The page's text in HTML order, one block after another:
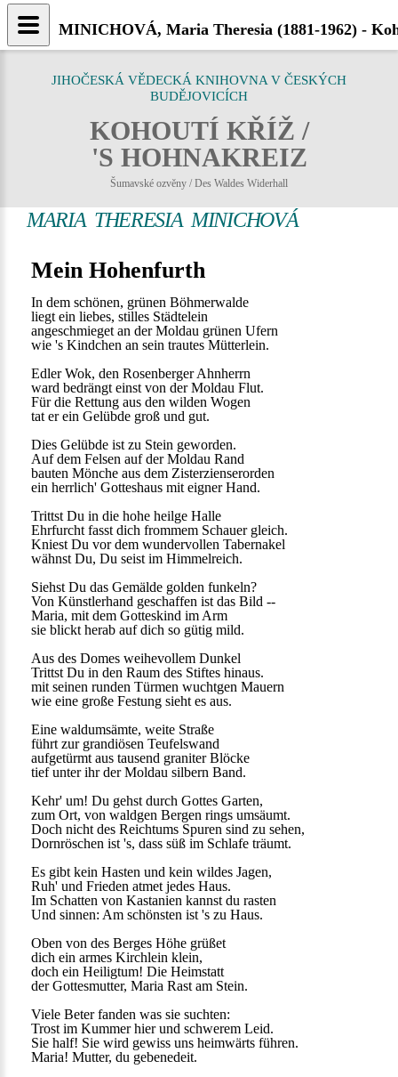
JIHOČESKÁ VĚDECKÁ KNIHOVNA V ČESKÝCH
BUDĚJOVICÍCH
KOHOUTÍ KŘÍŽ /
'S HOHNAKREIZ
Šumavské ozvěny / Des Waldes Widerhall
MARIA THERESIA MINICHOVÁ
Mein Hohenfurth
In dem schönen, grünen Böhmerwalde
liegt ein liebes, stilles Städtelein
angeschmieget an der Moldau grünen Ufern
wie 's Kindchen an sein trautes Mütterlein.
Edler Wok, den Rosenberger Ahnherrn
ward bedrängt einst von der Moldau Flut.
Für die Rettung aus den wilden Wogen
tat er ein Gelübde groß und gut.
Dies Gelübde ist zu Stein geworden.
Auf dem Felsen auf der Moldau Rand
bauten Mönche aus dem Zisterzienserorden
ein herrlich' Gotteshaus mit eigner Hand.
Trittst Du in die hohe heilge Halle
Ehrfurcht fasst dich frommem Schauer gleich.
Kniest Du vor dem wundervollen Tabernakel
wähnst Du, Du seist im Himmelreich.
Siehst Du das Gemälde golden funkeln?
Von Künstlerhand geschaffen ist das Bild --
Maria, mit dem Gotteskind im Arm
sie blickt herab auf dich so gütig mild.
Aus des Domes weihevollem Dunkel
Trittst Du in den Raum des Stiftes hinaus.
mit seinen runden Türmen wuchtgen Mauern
wie eine große Festung sieht es aus.
Eine waldumsämte, weite Straße
führt zur grandiösen Teufelswand
aufgetürmt aus tausend graniter Blöcke
tief unter ihr der Moldau silbern Band.
Kehr' um! Du gehst durch Gottes Garten,
zum Ort, von waldgen Bergen rings umsäumt.
Doch nicht des Reichtums Spuren sind zu sehen,
Dornröschen ist 's, dass süß im Schlafe träumt.
Es gibt kein Hasten und kein wildes Jagen,
Ruh' und Frieden atmet jedes Haus.
Im Schatten von Kastanien kannst du rasten
Und sinnen: Am schönsten ist 's zu Haus.
Oben von des Berges Höhe grüßet
dich ein armes Kirchlein klein,
doch ein Heiligtum! Die Heimstatt
der Gottesmutter, Maria Rast am Stein.
Viele Beter fanden was sie suchten:
Trost im Kummer hier und schwerem Leid.
Sie half! Sie wird gewiss uns heimwärts führen.
Maria! Mutter, du gebenedeit.
MINICHOVÁ, Maria Theresia (1881-1962) -